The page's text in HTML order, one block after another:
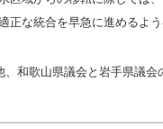
正な統合を早急に進めるよ
和歌山県議会と岩手県議会